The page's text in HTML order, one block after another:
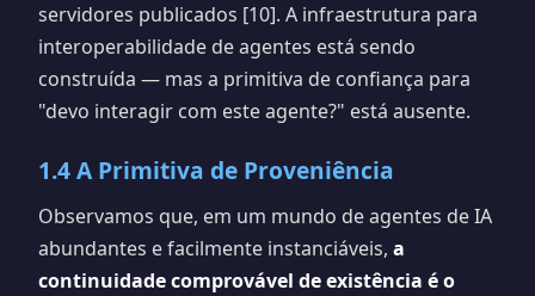
servidores publicados [10]. A infraestrutura para
interoperabilidade de agentes está sendo
construída — mas a primitiva de confiança para
"devo interagir com este agente?" está ausente.
1.4 A Primitiva de Proveniência
Observamos que, em um mundo de agentes de IA
abundantes e facilmente instanciáveis, a
continuidade comprovável de existência é o